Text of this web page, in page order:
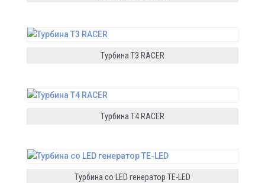
Турбина T3 RACER
Турбина T4 RACER
Турбина со LED генератор TE-LED